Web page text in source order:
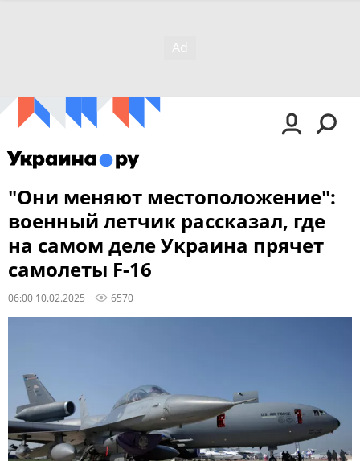
"Они меняют местоположение":
военный летчик рассказал, где
на самом деле Украина прячет
самолеты F-16
06:00 10.02.2025 6570